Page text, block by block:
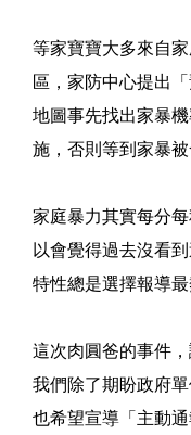
等家寶寶大多來自
區，家防中心提出
地圖事先找出家暴
施，否則等到家暴
家庭暴力其實每分
以會覺得過去沒看
特性總是選擇報導最
這次肉圓爸的事件
我們除了期盼政府
也希望宣導「主動